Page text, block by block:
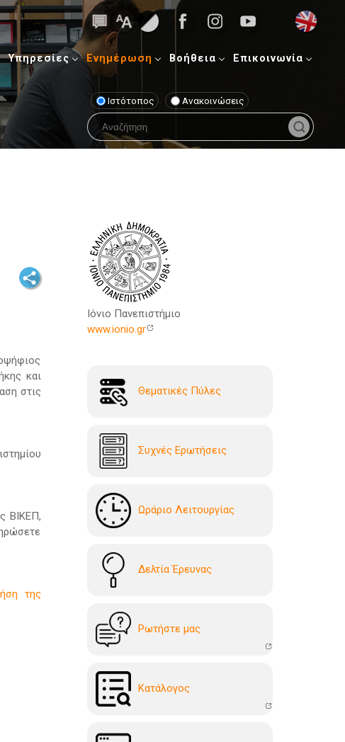
Υπηρεσίες Ενημέρωση Βοήθεια Επικοινωνία
Ιστότοπος Ανακοινώσεις
και
στις
ΒΙΚΕΠ,
της
Ιόνιο Πανεπιστήμιο
www.ionio.gr
Θεματικές Πύλες
Συχνές Ερωτήσεις
Ωράριο Λειτουργίας
Δελτία Έρευνας
Ρωτήστε μας
Kατάλογoς